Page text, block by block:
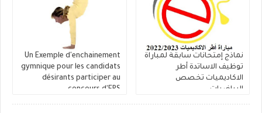
نماذج إمتحانات سابقة لمباراة
توظيف الاساتدة أطر
الاكاديميات تخصص
الرياضيات
Un Exemple d'enchainement
gymnique pour les candidats
désirants participer au
concours d'EPS .